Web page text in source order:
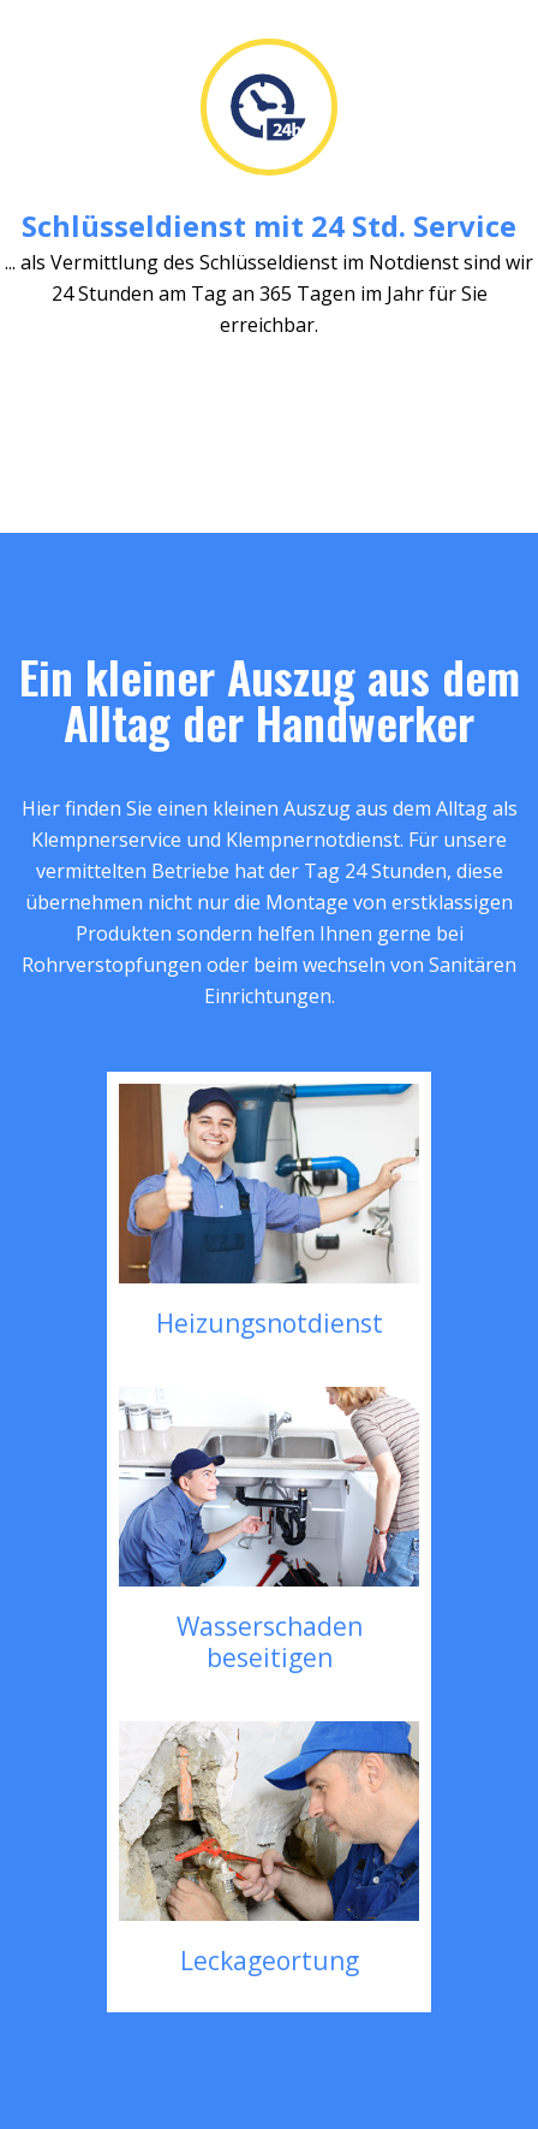
Schlüsseldienst mit 24 Std. Service
... als Vermittlung des Schlüsseldienst im Notdienst sind wir
24 Stunden am Tag an 365 Tagen im Jahr für Sie
erreichbar.
Ein kleiner Auszug aus dem
Alltag der Handwerker
Hier finden Sie einen kleinen Auszug aus dem Alltag als
Klempnerservice und Klempnernotdienst. Für unsere
vermittelten Betriebe hat der Tag 24 Stunden, diese
übernehmen nicht nur die Montage von erstklassigen
Produkten sondern helfen Ihnen gerne bei
Rohrverstopfungen oder beim wechseln von Sanitären
Einrichtungen.
Heizungsnotdienst
Wasserschaden
beseitigen
Leckageortung